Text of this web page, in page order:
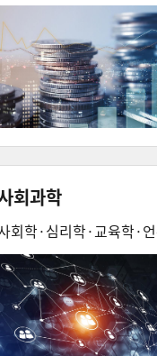
회과학
회학·심리학·교육학·